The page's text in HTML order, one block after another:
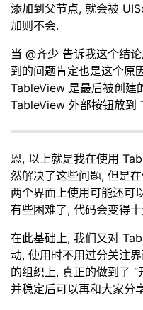
添加到父节点, 就会被
加则不会.
当 @齐少 告诉我这个结
到的问题肯定也是这个原
TableView 是最后被创建
TableView 外部按钮放到
恩, 以上就是我在使用
然解决了这些问题, 但是
两个界面上使用可能还可
有些困难了, 代码会变得
在此基础上, 我们又对
动, 使用时不用过分关注
的组织上, 真正的做到了
并稳定后可以再和大家分